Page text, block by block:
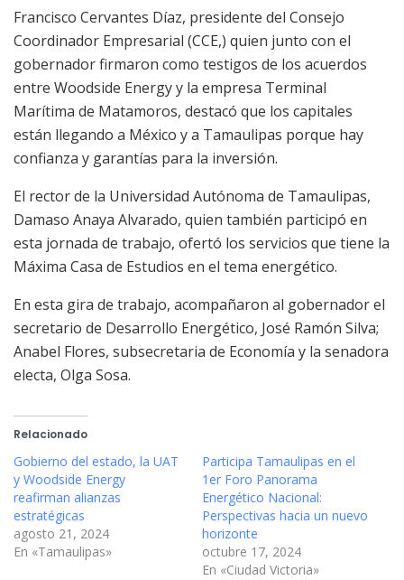
Francisco Cervantes Díaz, presidente del Consejo
Coordinador Empresarial (CCE,) quien junto con el
gobernador firmaron como testigos de los acuerdos
entre Woodside Energy y la empresa Terminal
Marítima de Matamoros, destacó que los capitales
están llegando a México y a Tamaulipas porque hay
confianza y garantías para la inversión.
El rector de la Universidad Autónoma de Tamaulipas,
Damaso Anaya Alvarado, quien también participó en
esta jornada de trabajo, ofertó los servicios que tiene la
Máxima Casa de Estudios en el tema energético.
En esta gira de trabajo, acompañaron al gobernador el
secretario de Desarrollo Energético, José Ramón Silva;
Anabel Flores, subsecretaria de Economía y la senadora
electa, Olga Sosa.
Relacionado
Gobierno del estado, la UAT
y Woodside Energy
reafirman alianzas
estratégicas
agosto 21, 2024
En «Tamaulipas»
Participa Tamaulipas en el
1er Foro Panorama
Energético Nacional:
Perspectivas hacia un nuevo
horizonte
octubre 17, 2024
En «Ciudad Victoria»